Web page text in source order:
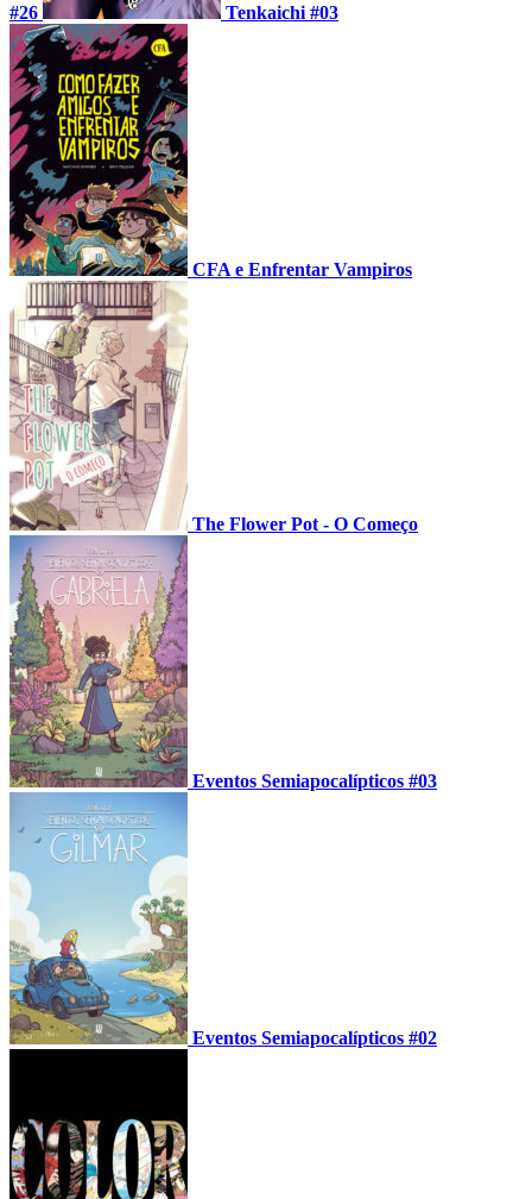
#26 Tenkaichi #03
CFA e Enfrentar Vampiros
The Flower Pot - O Começo
Eventos Semiapocalípticos #03
Eventos Semiapocalípticos #02